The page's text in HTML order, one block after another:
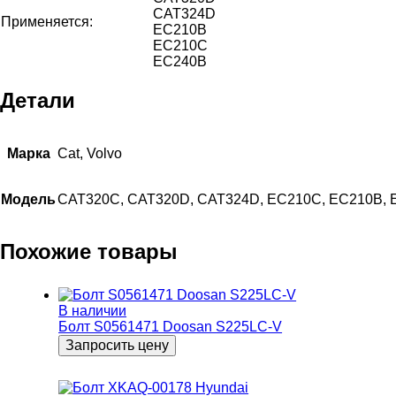
Применяется:
CAT324D
EC210B
EC210C
EC240B
Детали
Марка Cat, Volvo
МодельCAT320C, CAT320D, CAT324D, EC210C, EC210B,
Похожие товары
В наличии
Болт S0561471 Doosan S225LC-V
Запросить цену